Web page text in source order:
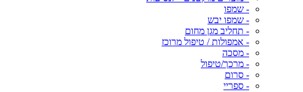
- שמפו
- שמפו יבש
- תחליב מגן מחום
- אמפולות / טיפול מרוכז
- מסכה
- מרכך/טיפול
- סרום
- ספריי